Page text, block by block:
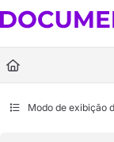
Documentation
Fetch the complete
Use this file to discover
Modo de exibição